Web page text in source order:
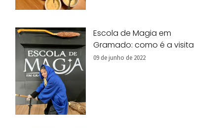
Escola de Magia em
Gramado: como é a visita
09 de junho de 2022